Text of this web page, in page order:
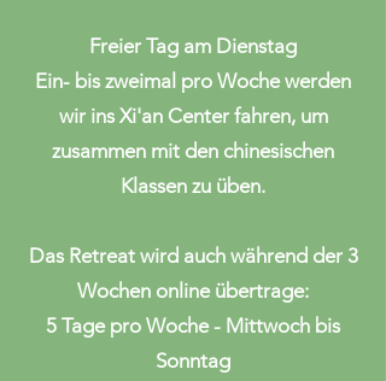
Freier Tag am Dienstag
Ein- bis zweimal pro Woche werden
wir ins Xi'an Center fahren, um
zusammen mit den chinesischen
Klassen zu üben.
Das Retreat wird auch während der 3
Wochen online übertrage:
5 Tage pro Woche - Mittwoch bis
Sonntag